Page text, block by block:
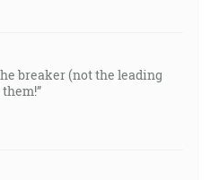
breaker (not the leading